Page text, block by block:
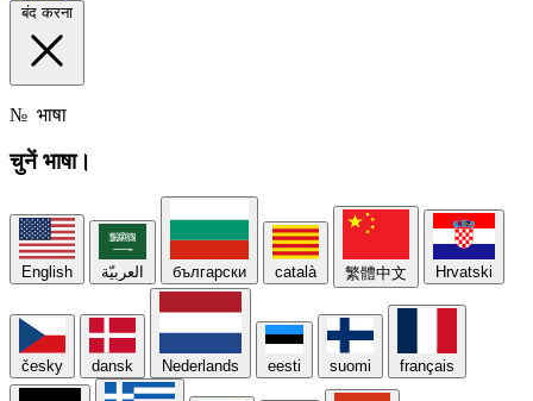
बंद करना
№ भाषा
चुनेंभाषा।
English العربيّة български català 繁體中文 Hrvatski
česky dansk Nederlands eesti suomi français